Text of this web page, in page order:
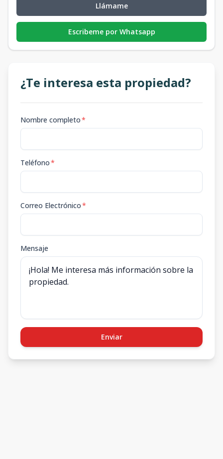
Llámame
Escribeme por Whatsapp
¿Te interesa esta propiedad?
Nombre completo*
Teléfono*
Correo Electrónico*
Mensaje
Enviar